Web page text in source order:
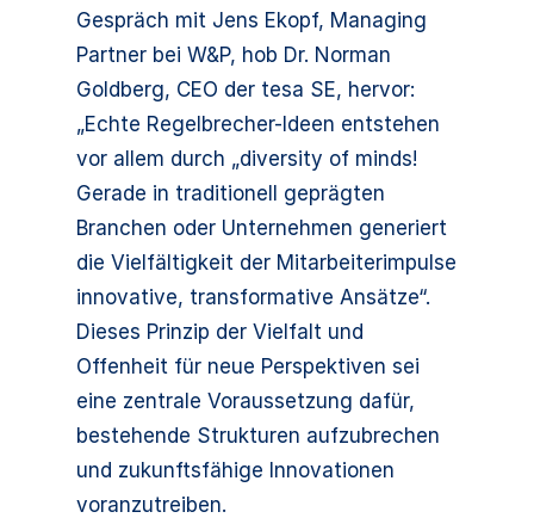
Gespräch mit Jens Ekopf, Managing
Partner bei W&P, hob Dr. Norman
Goldberg, CEO der tesa SE, hervor:
„Echte Regelbrecher-Ideen entstehen
vor allem durch „diversity of minds!
Gerade in traditionell geprägten
Branchen oder Unternehmen generiert
die Vielfältigkeit der Mitarbeiterimpulse
innovative, transformative Ansätze“.
Dieses Prinzip der Vielfalt und
Offenheit für neue Perspektiven sei
eine zentrale Voraussetzung dafür,
bestehende Strukturen aufzubrechen
und zukunftsfähige Innovationen
voranzutreiben.